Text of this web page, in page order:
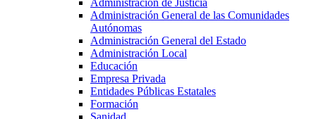
Administración de Justicia
Administración General de las Comunidades
Autónomas
Administración General del Estado
Administración Local
Educación
Empresa Privada
Entidades Públicas Estatales
Formación